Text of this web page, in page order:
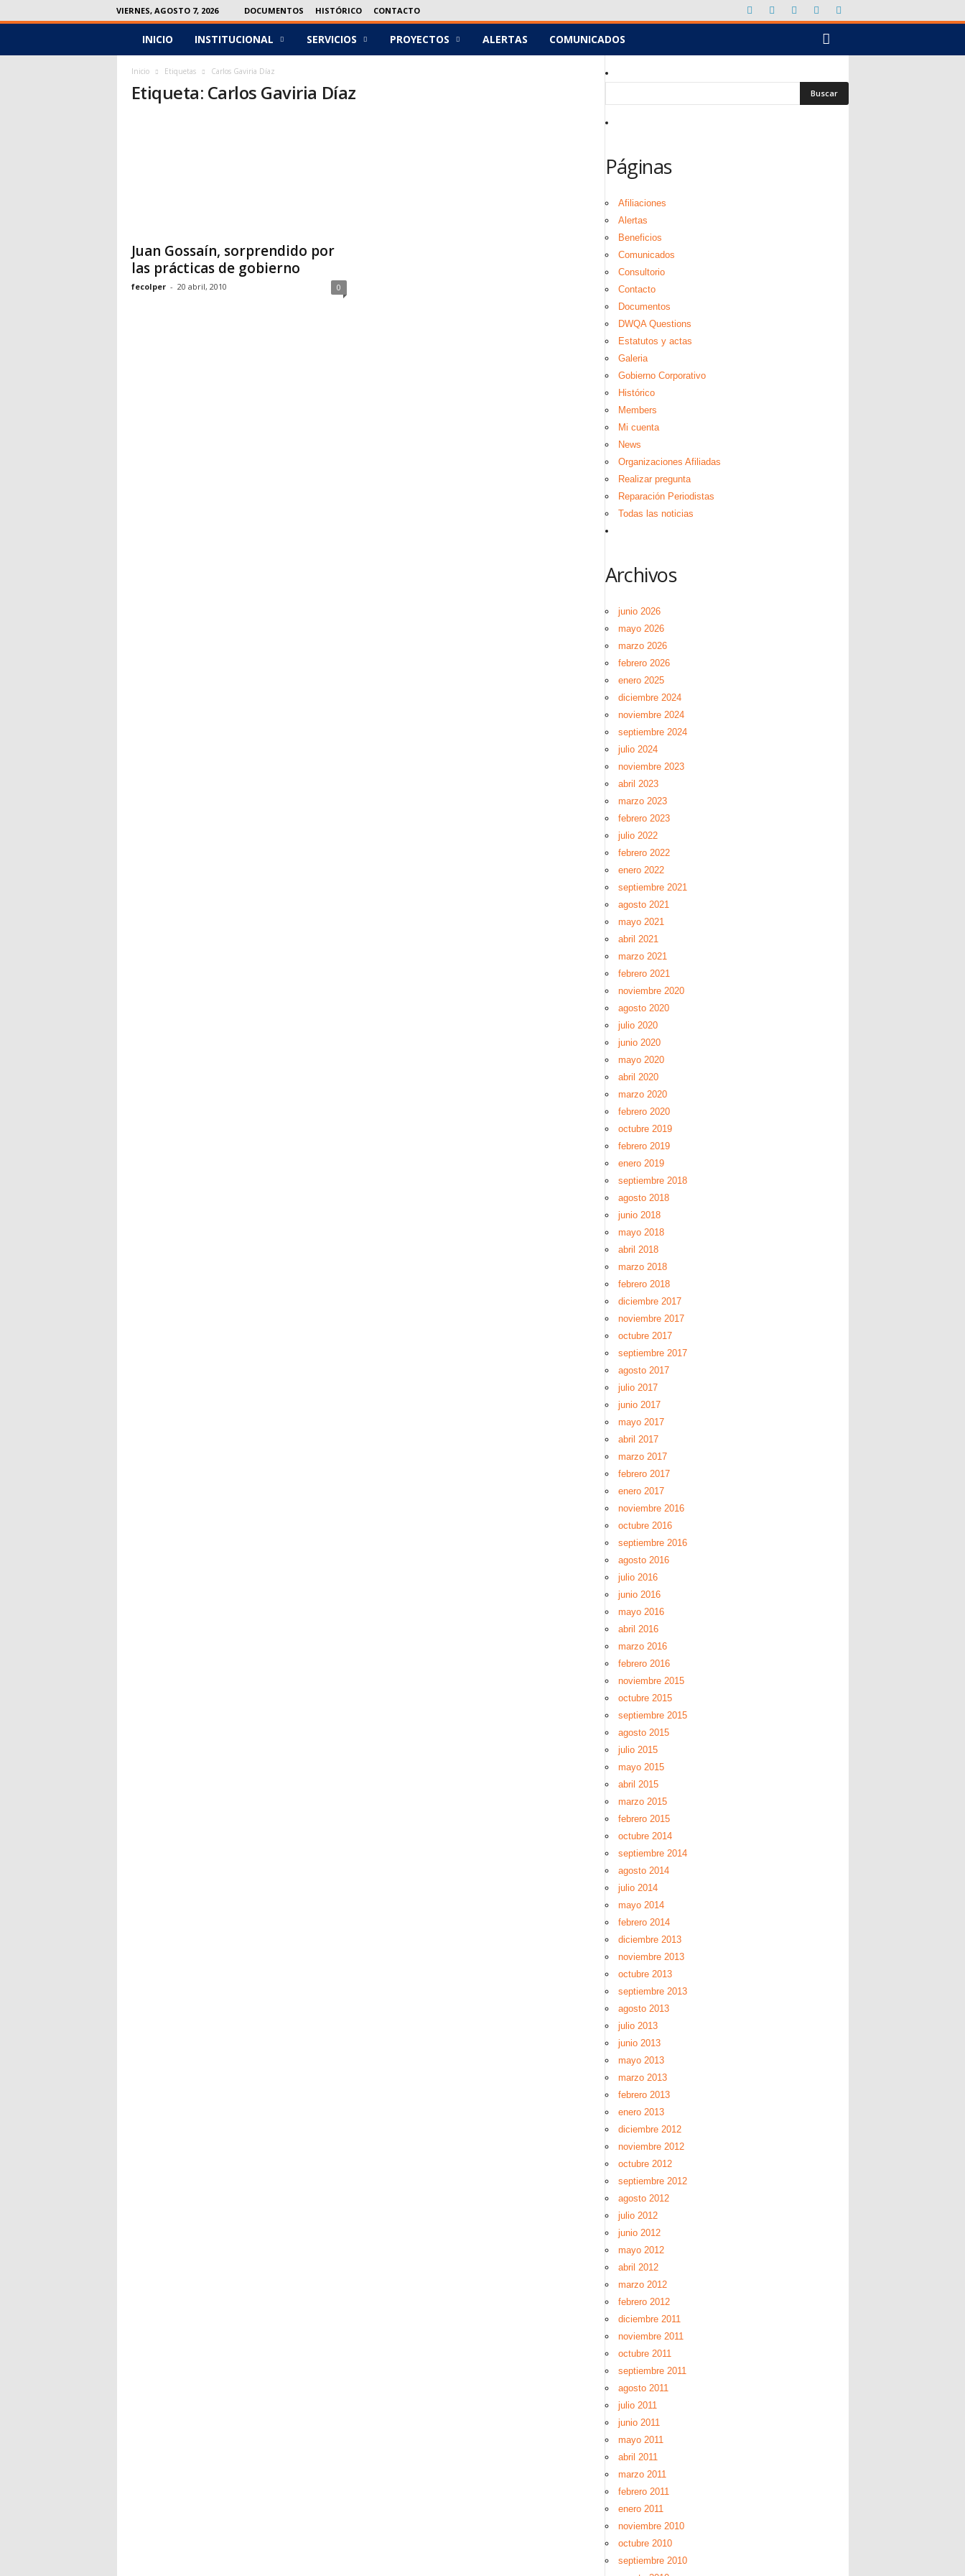
VIERNES, AGOSTO 7, 2026 DOCUMENTOS HISTÓRICO CONTACTO
e
c
r
INICIO INSTITUCIONAL SERVICIOS PROYECTOS ALERTAS COMUNICADOS
Inicio Etiquetas Carlos Gaviria Díaz
Etiqueta: Carlos Gaviria Díaz
Juan Gossaín, sorprendido por
las prácticas de gobierno
fecolper - 20 abril, 2010 0
Páginas
Afiliaciones
Alertas
Beneficios
Comunicados
Consultorio
Contacto
Documentos
DWQA Questions
Estatutos y actas
Galeria
Gobierno Corporativo
Histórico
Members
Mi cuenta
News
Organizaciones Afiliadas
Realizar pregunta
Reparación Periodistas
Todas las noticias
Archivos
junio 2026
mayo 2026
marzo 2026
febrero 2026
enero 2025
diciembre 2024
noviembre 2024
septiembre 2024
julio 2024
noviembre 2023
abril 2023
marzo 2023
febrero 2023
julio 2022
febrero 2022
enero 2022
septiembre 2021
agosto 2021
mayo 2021
abril 2021
marzo 2021
febrero 2021
noviembre 2020
agosto 2020
julio 2020
junio 2020
mayo 2020
abril 2020
marzo 2020
febrero 2020
octubre 2019
febrero 2019
enero 2019
septiembre 2018
agosto 2018
junio 2018
mayo 2018
abril 2018
marzo 2018
febrero 2018
diciembre 2017
noviembre 2017
octubre 2017
septiembre 2017
agosto 2017
julio 2017
junio 2017
mayo 2017
abril 2017
marzo 2017
febrero 2017
enero 2017
noviembre 2016
octubre 2016
septiembre 2016
agosto 2016
julio 2016
junio 2016
mayo 2016
abril 2016
marzo 2016
febrero 2016
noviembre 2015
octubre 2015
septiembre 2015
agosto 2015
julio 2015
mayo 2015
abril 2015
marzo 2015
febrero 2015
octubre 2014
septiembre 2014
agosto 2014
julio 2014
mayo 2014
febrero 2014
diciembre 2013
noviembre 2013
octubre 2013
septiembre 2013
agosto 2013
julio 2013
junio 2013
mayo 2013
marzo 2013
febrero 2013
enero 2013
diciembre 2012
noviembre 2012
octubre 2012
septiembre 2012
agosto 2012
julio 2012
junio 2012
mayo 2012
abril 2012
marzo 2012
febrero 2012
diciembre 2011
noviembre 2011
octubre 2011
septiembre 2011
agosto 2011
julio 2011
junio 2011
mayo 2011
abril 2011
marzo 2011
febrero 2011
enero 2011
noviembre 2010
octubre 2010
septiembre 2010